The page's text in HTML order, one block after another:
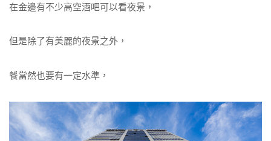
在金邊有不少高空酒吧可以看夜景，
但是除了有美麗的夜景之外，
餐當然也要有一定水準，